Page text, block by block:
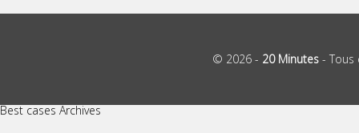
© 2026 - 20 Minutes -
Best cases Archives